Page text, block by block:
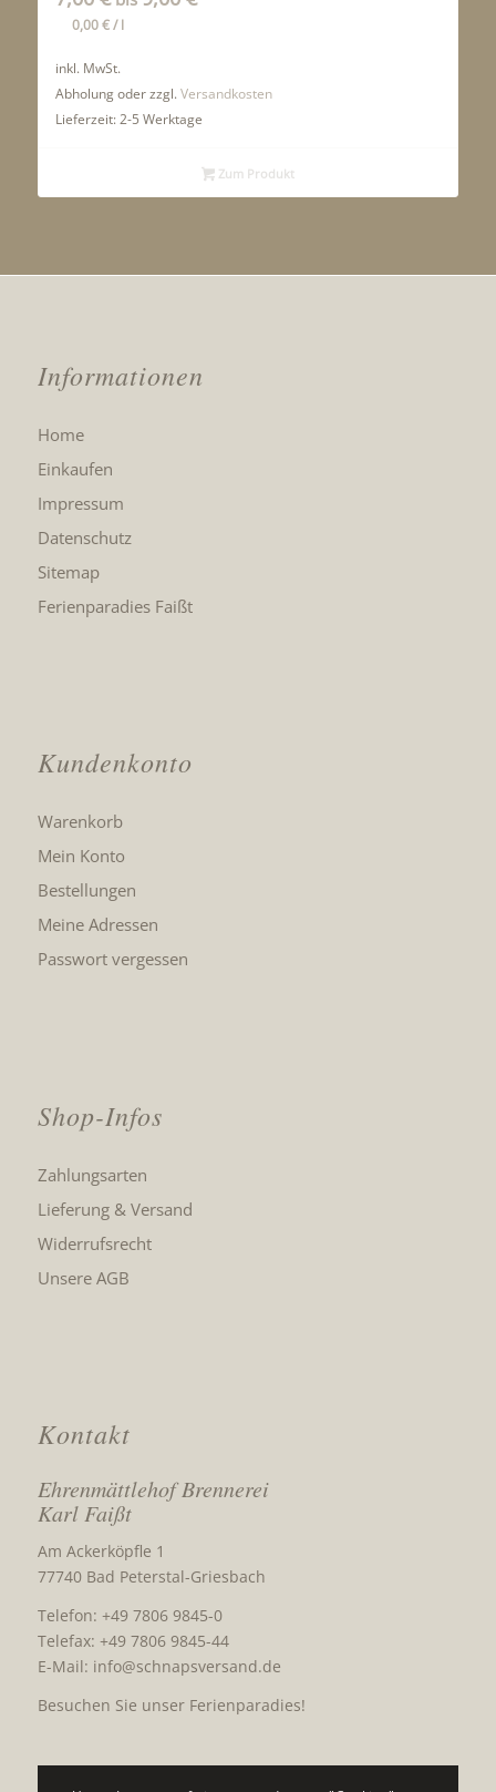
0,00€/l
inkl. MwSt.
Abholung oder zzgl. Versandkosten
Lieferzeit:2-5 Werktage
Zum Produkt
Informationen
Home
Einkaufen
Impressum
Datenschutz
Sitemap
Ferienparadies Faißt
Kundenkonto
Warenkorb
Mein Konto
Bestellungen
Meine Adressen
Passwort vergessen
Shop-Infos
Zahlungsarten
Lieferung & Versand
Widerrufsrecht
Unsere AGB
Kontakt
Ehrenmättlehof Brennerei
Karl Faißt
Am Ackerköpfle 1
77740 Bad Peterstal-Griesbach
Telefon: +49 7806 9845-0
Telefax: +49 7806 9845-44
E-Mail: info@schnapsversand.de
Besuchen Sie unser Ferienparadies!